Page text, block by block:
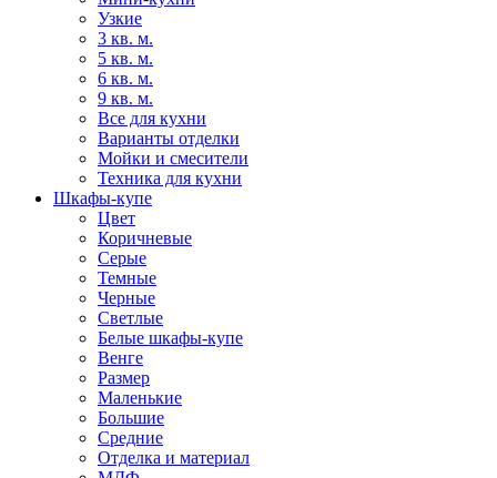
Узкие
3 кв. м.
5 кв. м.
6 кв. м.
9 кв. м.
Все для кухни
Варианты отделки
Мойки и смесители
Техника для кухни
Шкафы-купе
Цвет
Коричневые
Серые
Темные
Черные
Светлые
Белые шкафы-купе
Венге
Размер
Маленькие
Большие
Средние
Отделка и материал